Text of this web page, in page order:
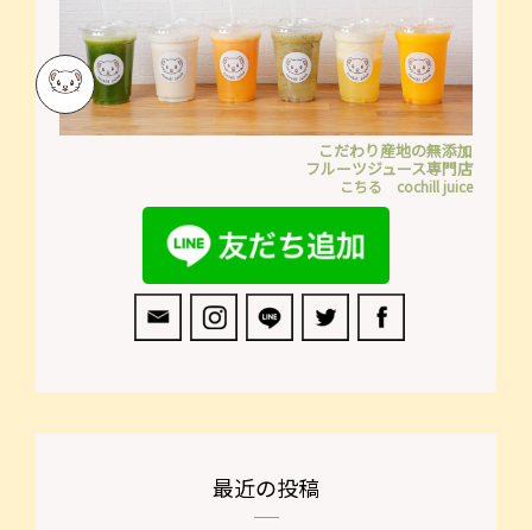
こだわり産地の無添加
フルーツジュース専門店
こちる cochill juice
最近の投稿